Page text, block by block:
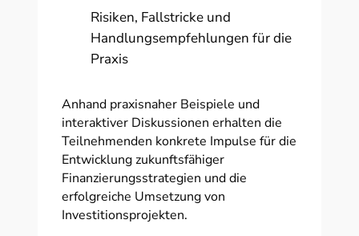
Risiken, Fallstricke und
Handlungsempfehlungen für die
Praxis
Anhand praxisnaher Beispiele und
interaktiver Diskussionen erhalten die
Teilnehmenden konkrete Impulse für die
Entwicklung zukunftsfähiger
Finanzierungsstrategien und die
erfolgreiche Umsetzung von
Investitionsprojekten.